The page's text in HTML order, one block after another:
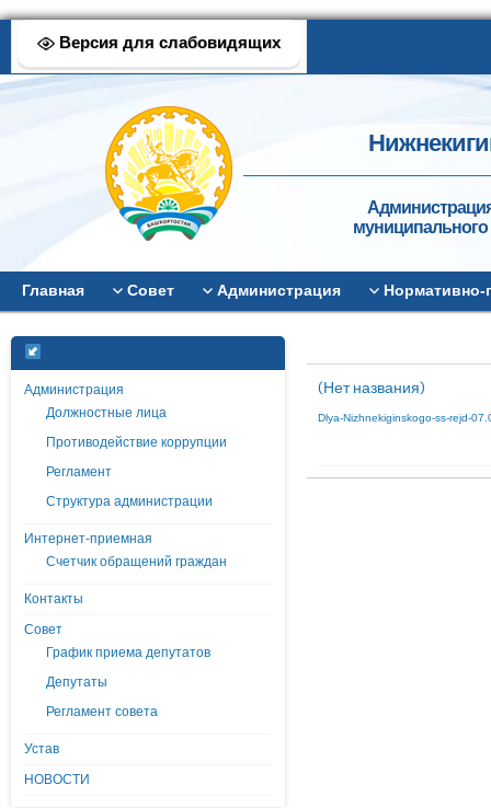
Версия для слабовидящих
муниципального
Главная Совет Администрация
Администрация
Должностные лица
Противодействие коррупции
Регламент
Структура администрации
Интернет-приемная
Счетчик обращений граждан
Контакты
Совет
График приема депутатов
Депутаты
Регламент совета
Устав
НОВОСТИ
(Нет названия)
Dlya-Nizhnekiginskogo-ss-rejd-